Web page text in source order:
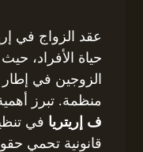
عقد الزواج في
حياة الأفراد،
الزوجين في إطار
منظمة. تبرز
ف إريتريا في
قانونية تحمي